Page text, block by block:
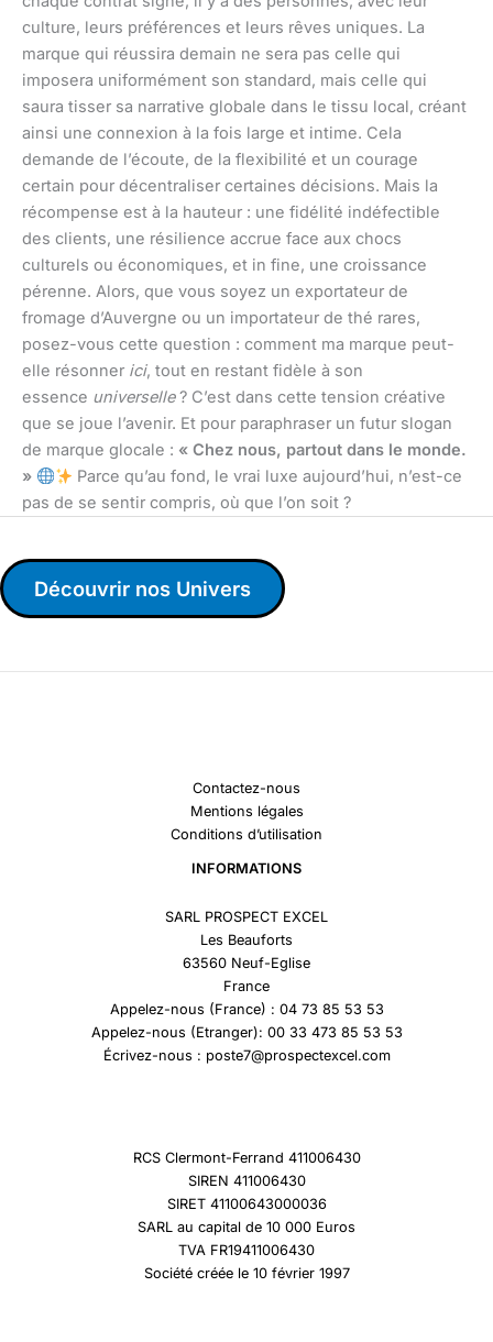
culture, leurs préférences et leurs rêves uniques. La
marque qui réussira demain ne sera pas celle qui
imposera uniformément son standard, mais celle qui
saura tisser sa narrative globale dans le tissu local, créant
ainsi une connexion à la fois large et intime. Cela
demande de l’écoute, de la flexibilité et un courage
certain pour décentraliser certaines décisions. Mais la
récompense est à la hauteur : une fidélité indéfectible
des clients, une résilience accrue face aux chocs
culturels ou économiques, et in fine, une croissance
pérenne. Alors, que vous soyez un exportateur de
fromage d’Auvergne ou un importateur de thé rares,
posez-vous cette question : comment ma marque peut-
elle résonner ici, tout en restant fidèle à son
essence universelle? C’est dans cette tension créative
que se joue l’avenir. Et pour paraphraser un futur slogan
de marque glocale : « Chez nous, partout dans le monde.
»
Parce qu’au fond, le vrai luxe aujourd’hui, n’est-ce
pas de se sentir compris, où que l’on soit ?
Découvrir nos Univers
Contactez-nous
Mentions légales
Conditions d’utilisation
INFORMATIONS
SARL PROSPECT EXCEL
Les Beauforts
63560 Neuf-Eglise
France
Appelez-nous (France) : 04 73 85 53 53
Appelez-nous (Etranger): 00 33 473 85 53 53
Écrivez-nous : poste7@prospectexcel.com
RCS Clermont-Ferrand 411006430
SIREN 411006430
SIRET 41100643000036
SARL au capital de 10 000 Euros
TVA FR19411006430
Société créée le 10 février 1997